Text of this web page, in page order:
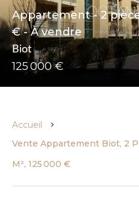
Appartement - 2
€ - À vendre
Biot
125 000 €
Accueil
Vente Appartement Biot, 2
M², 125 000 €